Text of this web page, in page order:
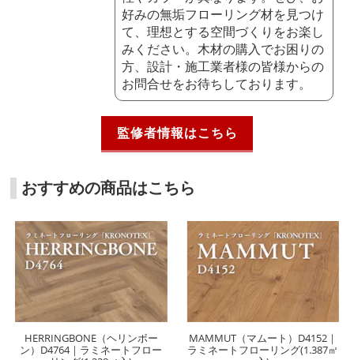
好みの無垢フローリング材を見つけ
て、理想とする空間づくりをお楽し
みください。木材の購入でお困りの
方、設計・施工業者様の皆様からの
お問合せをお待ちしております。
監修者情報はこちら
おすすめの商品はこちら
HERRINGBONE（ヘリンボー
ン）D4764｜ラミネートフロー
MAMMUT（マムート）D4152｜
ラミネートフローリング(1.387㎡